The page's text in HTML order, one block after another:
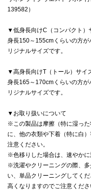
139582）
▼低身長向けC（コンパクト）
身長150～155cmくらいの方
リジナルサイズです。
▼高身長向けT（トール）サイ
身長165～170cmくらいの方
リジナルサイズです。
▼お取り扱いについて
※この製品は摩擦（特に湿っ
に、他の衣類や下着（特に白
注意ください。
※色移りした場合は、速やかに
※洗濯やクリーニングの際、
い、単品クリーニングしてく
高くなりますのでご注意くださ